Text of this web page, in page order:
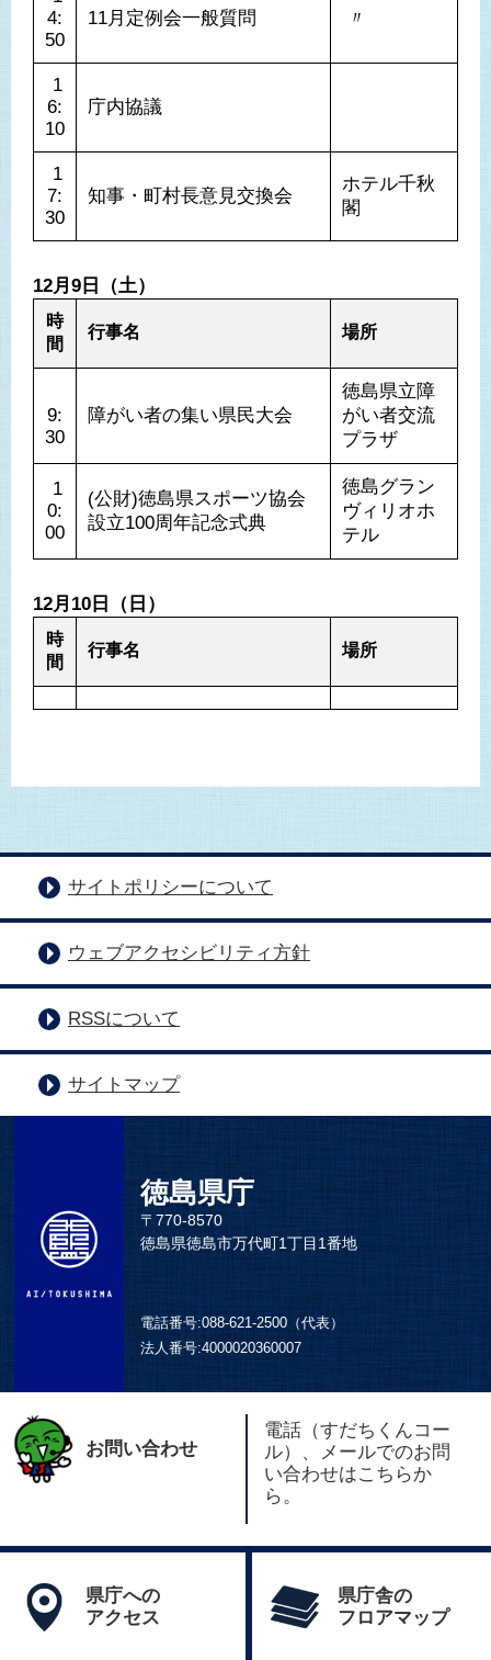
4:
50
11月定例会一般質問 〃
6:
10
庁内協議
7:
30
知事・町村長意見交換会
ホテル千秋
閣
12月9日（土）
時
間
行事名 場所
9:
30
障がい者の集い県民大会
徳島県立障
がい者交流
プラザ
0:
00
(公財)徳島県スポーツ協会
設立100周年記念式典
徳島グラン
ヴィリオホ
テル
12月10日（日）
時
間
行事名 場所
サイトポリシーについて
ウェブアクセシビリティ方針
RSSについて
サイトマップ
徳島県庁
〒770-8570
徳島県徳島市万代町1丁目1番地
電話番号:088-621-2500（代表）
法人番号:4000020360007
お問い合わせ
電話（すだちくんコー
ル）、メールでのお問
い合わせはこちらか
ら。
県庁への
アクセス
県庁舎の
フロアマップ